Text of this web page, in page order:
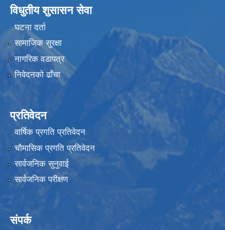
विधुतीय शुसासन सेवा
घटना दर्ता
सामाजिक सुरक्षा
नागरिक वडापत्र
निवेदनको ढाँचा
प्रतिवेदन
वार्षिक प्रगति प्रतिवेदन
चौमासिक प्रगति प्रतिवेदन
सार्वजनिक सुनुवाई
सार्वजनिक परीक्षण
संपर्क